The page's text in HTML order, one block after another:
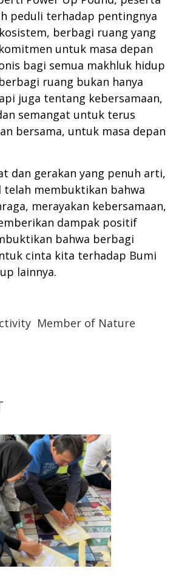
peduli terhadap pentingnya
berbagi ruang yang
untuk masa depan
bagi semua makhluk hidup
ruang bukan hanya
juga tentang kebersamaan,
semangat untuk terus
bersama, untuk masa depan
dan gerakan yang penuh arti,
telah membuktikan bahwa
merayakan kebersamaan,
dampak positif
bahwa berbagi
cinta kita terhadap Bumi
lainnya.
Member of Nature